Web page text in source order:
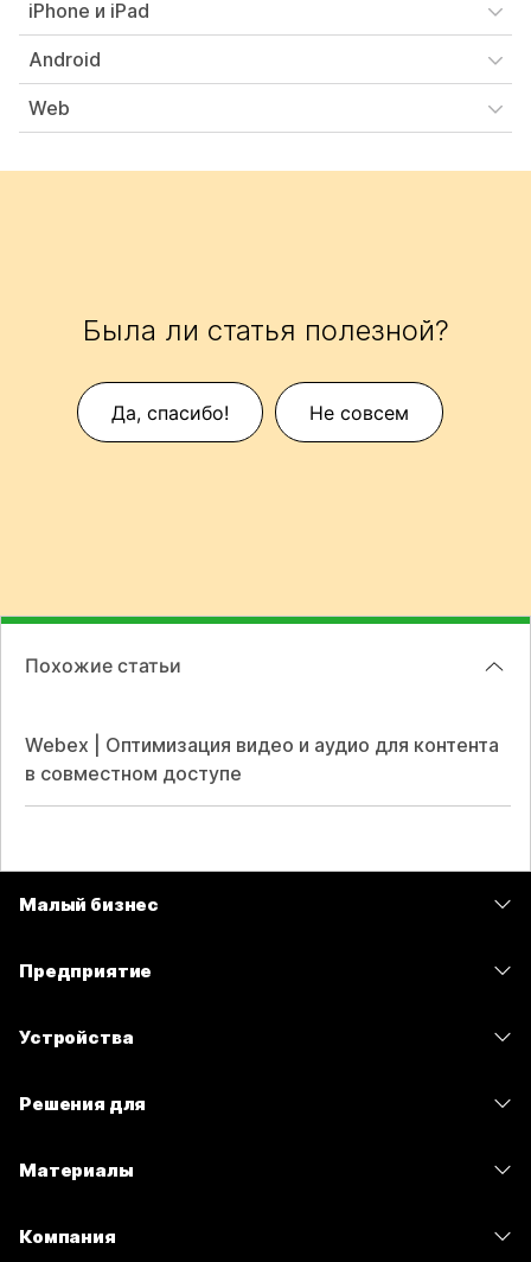
iPhone и iPad
Android
Web
Была ли статья полезной?
Да, спасибо! Не совсем
Похожие статьи
Webex | Оптимизация видео и аудио для контента
в совместном доступе
Малый бизнес
Предприятие
Устройства
Решения для
Материалы
Компания